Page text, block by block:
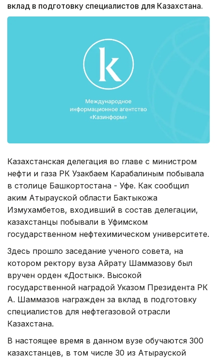
вклад в подготовку специалистов для Казахстана.
Казахстанская делегация во главе с министром
нефти и газа РК Узакбаем Карабалиным побывала
в столице Башкортостана - Уфе. Как сообщил
аким Атырауской области Бактыкожа
Измухамбетов, входивший в состав делегации,
казахстанцы побывали в Уфимском
государственном нефтехимическом университете.
Здесь прошло заседание ученого совета, на
котором ректору вуза Айрату Шаммазову был
вручен орден «Достык». Высокой
государственной наградой Указом Президента РК
А. Шаммазов награжден за вклад в подготовку
специалистов для нефтегазовой отрасли
Казахстана.
В настоящее время в данном вузе обучаются 300
казахстанцев, в том числе 30 из Атырауской